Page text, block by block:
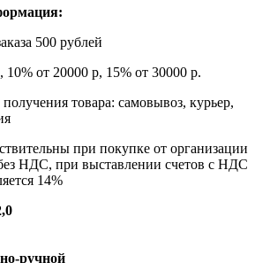
500 рублей
от 20000 р, 15% от 30000 р.
товара: самовывоз, курьер,
при покупке от организации
НДС, при выставлении счетов с НДС
14%
ручной